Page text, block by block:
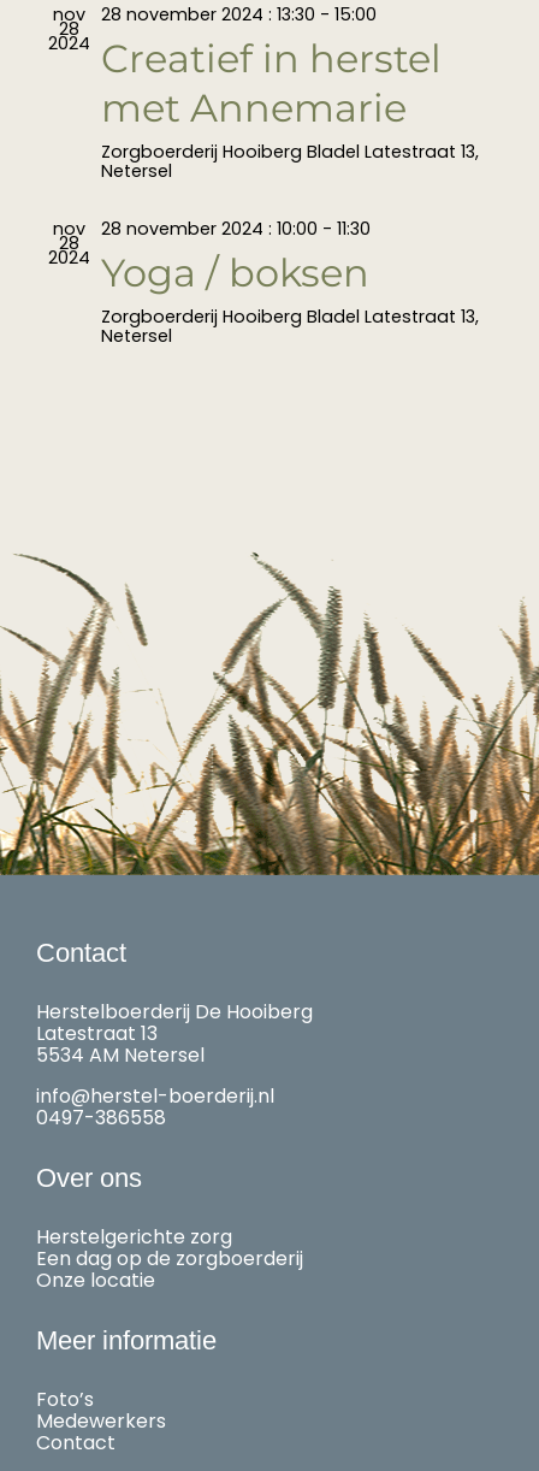
nov
28
2024
28 november 2024 : 13:30 - 15:00
Creatief in herstel
met Annemarie
Zorgboerderij Hooiberg Bladel Latestraat 13,
Netersel
nov
28
2024
28 november 2024 : 10:00 - 11:30
Yoga / boksen
Zorgboerderij Hooiberg Bladel Latestraat 13,
Netersel
Contact
Herstelboerderij De Hooiberg
Latestraat 13
5534 AM Netersel
info@herstel-boerderij.nl
0497-386558
Over ons
Herstelgerichte zorg
Een dag op de zorgboerderij
Onze locatie
Meer informatie
Foto’s
Medewerkers
Contact